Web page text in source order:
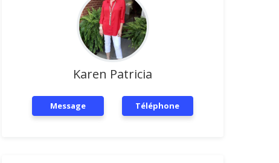
Karen Patricia
Message Téléphone